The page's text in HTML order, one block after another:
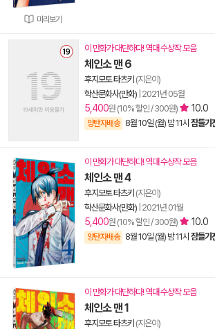
미리보기
이 만화가 대단하다! 역대 수상작 모음
체인소 맨 6
후지모토 타츠키 (지은이)
학산문화사(만화) 2021년 05월
5,400원 (10% 할인 / 300원) 10.0
양탄자배송 8월 10일 (월) 밤 11시 잠들기
이 만화가 대단하다! 역대 수상작 모음
체인소 맨 4
후지모토 타츠키 (지은이)
학산문화사(만화) 2021년 01월
5,400원 (10% 할인 / 300원) 10.0
양탄자배송 8월 10일 (월) 밤 11시 잠들기
이 만화가 대단하다! 역대 수상작 모음
체인소 맨 1
후지모토 타츠키 (지은이)